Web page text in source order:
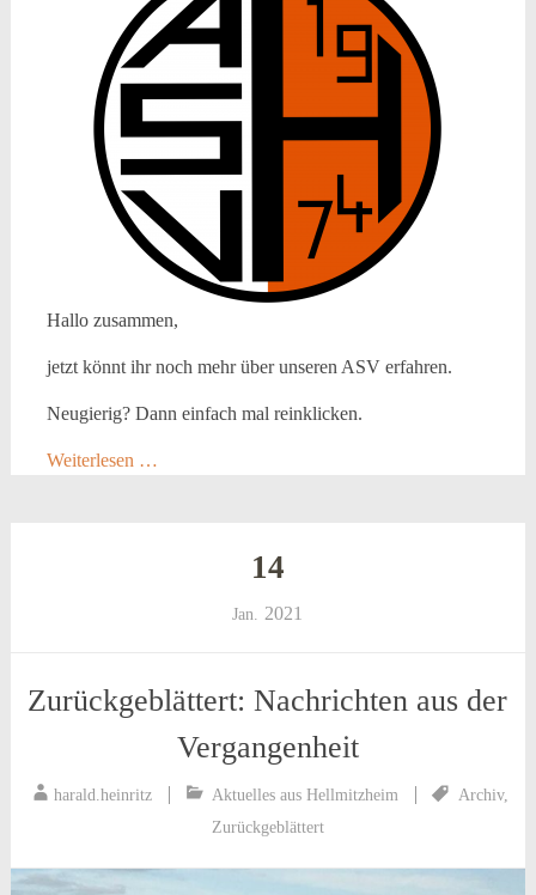
Hallo zusammen,
jetzt könnt ihr noch mehr über unseren ASV erfahren.
Neugierig? Dann einfach mal reinklicken.
Weiterlesen …
14
Jan. 2021
Zurückgeblättert: Nachrichten aus der
Vergangenheit
harald.heinritz Aktuelles aus Hellmitzheim Archiv,
Zurückgeblättert